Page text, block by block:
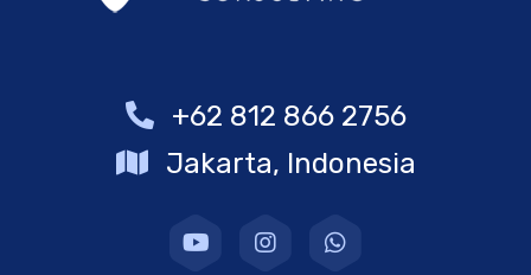
+62 812 866 2756
Jakarta, Indonesia